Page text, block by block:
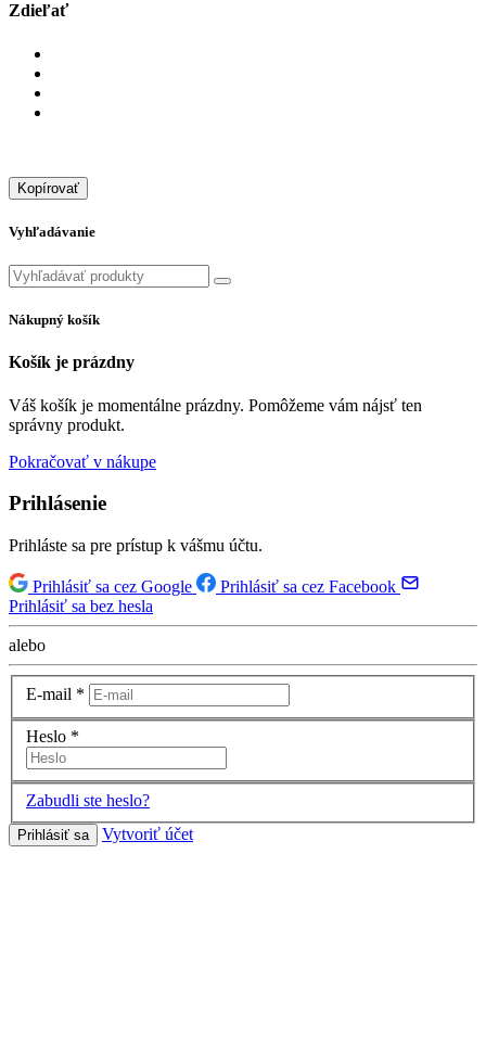
Zdieľať
Kopírovať
Vyhľadávanie
Nákupný košík
Košík je prázdny
Váš košík je momentálne prázdny. Pomôžeme vám nájsť ten
správny produkt.
Pokračovať v nákupe
Prihlásenie
Prihláste sa pre prístup k vášmu účtu.
Prihlásiť sa cez Google
Prihlásiť sa cez Facebook
Prihlásiť sa bez hesla
alebo
E-mail *
Heslo *
Zabudli ste heslo?
Prihlásiť sa Vytvoriť účet